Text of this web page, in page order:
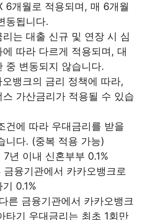
6개월로 적용되며, 매 6개월
동됩니다.
리는 대출 신규 및 연장 시 심
에 따라 다르게 적용되며, 대
중 변동되지 않습니다.
뱅크의 금리 정책에 따라,
스 가산금리가 적용될 수 있습
건에 따라 우대금리를 받을
니다. (중복 적용 가능)
7년 이내 신혼부부 0.1%
금융기관에서 카카오뱅크로
0.1%
른 금융기관에서 카카오뱅크
타기 우대금리는 최초 1회만